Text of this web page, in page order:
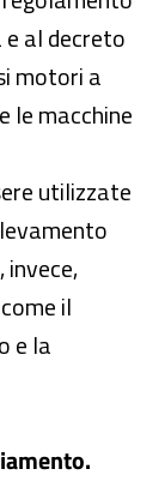
al decreto
motori a
le macchine
utilizzate
invece,
il
e la